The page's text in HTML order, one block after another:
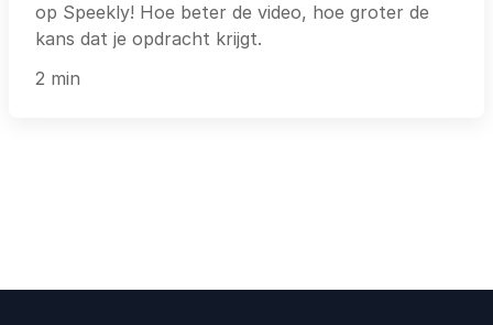
op Speekly! Hoe beter de video, hoe groter de
kans dat je opdracht krijgt.
2 min